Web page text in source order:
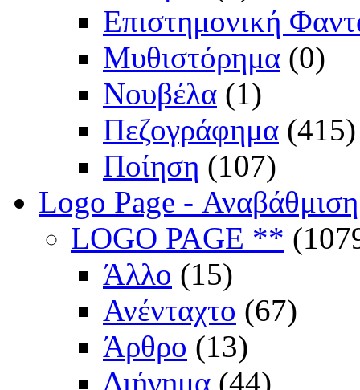
Επιστημονική
Μυθιστόρημα (0)
Νουβέλα (1)
Πεζογράφημα (415)
Ποίηση (107)
Logo Page -
LOGO PAGE **
Άλλο (15)
Ανένταχτο (67)
Άρθρο (13)
Διήγημα (44)